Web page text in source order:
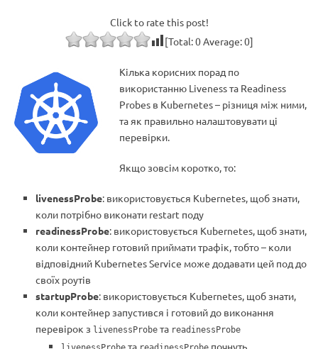
Click to rate this post!
[Total:0Average:0]
Кілька корисних порад по
використанню Liveness та Readiness
Probes в Kubernetes – різниця між ними,
та як правильно налаштовувати ці
перевірки.
Якщо зовсім коротко, то:
livenessProbe: використовується Kubernetes, щоб знати,
коли потрібно виконати restart поду
readinessProbe: використовується Kubernetes, щоб знати,
коли контейнер готовий приймати трафік, тобто – коли
відповідний Kubernetes Service може додавати цей под до
своїх роутів
startupProbe: використовується Kubernetes, щоб знати,
коли контейнер запустився і готовий до виконання
перевірок з livenessProbe та readinessProbe
та
почнуть